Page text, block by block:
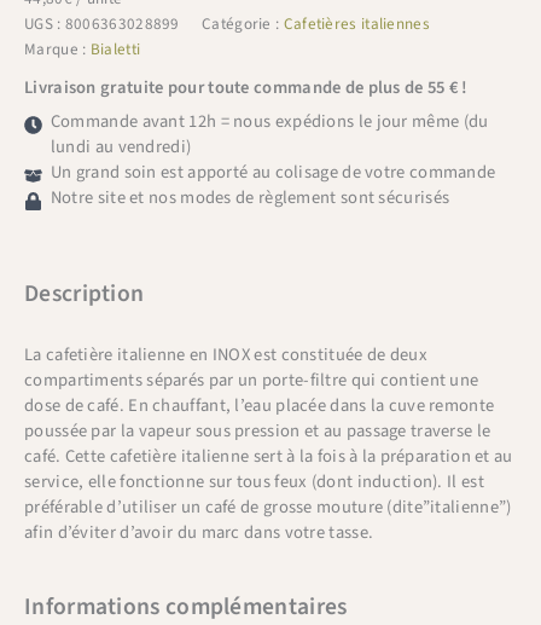
4
tasses
UGS : 8006363028899 Catégorie : Cafetières italiennes
Marque : Bialetti
Livraison gratuite pour toute commande de plus de 55 € !
Commande avant 12h = nous expédions le jour même (du
lundi au vendredi)
Un grand soin est apporté au colisage de votre commande
Notre site et nos modes de règlement sont sécurisés
Description
La cafetière italienne en INOX est constituée de deux
compartiments séparés par un porte-filtre qui contient une
dose de café. En chauffant, l’eau placée dans la cuve remonte
poussée par la vapeur sous pression et au passage traverse le
café. Cette cafetière italienne sert à la fois à la préparation et au
service, elle fonctionne sur tous feux (dont induction). Il est
préférable d’utiliser un café de grosse mouture (dite”italienne”)
afin d’éviter d’avoir du marc dans votre tasse.
Informations complémentaires